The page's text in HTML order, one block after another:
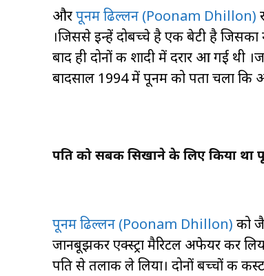
औरपूनम ढिल्लन (Poonam Dhillon)
।जिससे इन्हें दोबच्चे है एक बेटी है
बाद ही दोनों की शादी में दरार आ गई
बादसाल 1994 में पूनम को पता चला कि
पति को सबक सिखाने के लिए किया था
पूनम ढिल्लन (Poonam Dhillon) को
जानबूझकर एक्स्ट्रा मैरिटल अफेयर कर
पति से तलाक ले लिया। दोनों बच्चों की